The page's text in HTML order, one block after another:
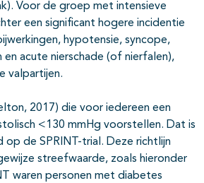
Voor de groep met intensieve
een significant hogere incidentie
hypotensie, syncope,
acute nierschade (of nierfalen),
valpartijen.
2017) die voor iedereen een
<130 mmHg voorstellen. Dat is
op de SPRINT-trial. Deze richtlijn
streefwaarde, zoals hieronder
waren personen met diabetes